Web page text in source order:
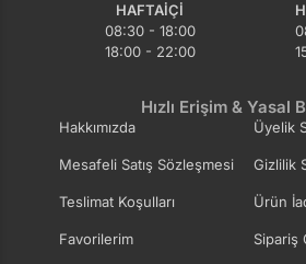
HAFTAIÇI
08:30 - 18:00
18:00 - 22:00
Hızlı Erişim & Yasal
Hakkımızda Üyelik
Mesafeli Satış Sözleşmesi Gizlilik
Teslimat Koşulları Ürün
Favorilerim Sipariş